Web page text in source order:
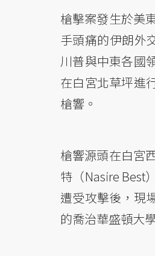
槍擊案發生於美
手頭痛的伊朗外
川普與中東各國
在白宮北草坪進
槍響。
槍響源頭在白宮
特（Nasire Best
遭受攻擊後，現
的喬治華盛頓大